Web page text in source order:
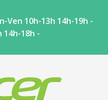
10h-13h 14h-19h -
14h-18h -